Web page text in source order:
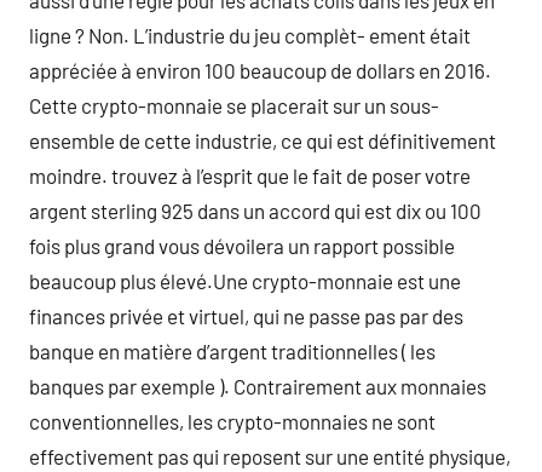
ligne ? Non. L’industrie du jeu complèt- ement était
appréciée à environ 100 beaucoup de dollars en 2016.
Cette crypto-monnaie se placerait sur un sous-
ensemble de cette industrie, ce qui est définitivement
moindre. trouvez à l’esprit que le fait de poser votre
argent sterling 925 dans un accord qui est dix ou 100
fois plus grand vous dévoilera un rapport possible
beaucoup plus élevé.Une crypto-monnaie est une
finances privée et virtuel, qui ne passe pas par des
banque en matière d’argent traditionnelles ( les
banques par exemple ). Contrairement aux monnaies
conventionnelles, les crypto-monnaies ne sont
effectivement pas qui reposent sur une entité physique,